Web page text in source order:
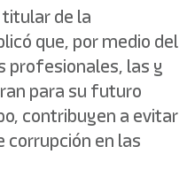
de la
que, por medio del
profesionales, las y
para su futuro
contribuyen a evitar
corrupción en las